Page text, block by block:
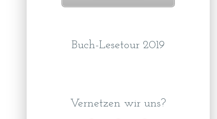
Buch-Lesetour 2019
Vernetzen wir uns?